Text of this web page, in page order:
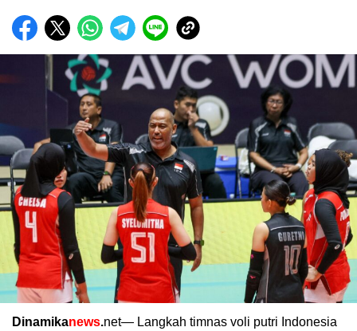
Dinamikanews.net— Langkah timnas voli putri Indonesia